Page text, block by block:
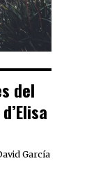
del
García